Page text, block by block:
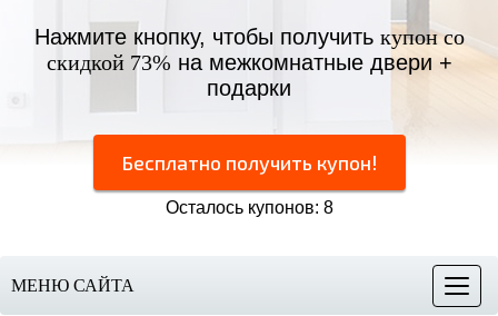
Нажмите кнопку, чтобы получить купон со
скидкой 73% на межкомнатные двери +
подарки
Бесплатно получить купон!
Осталось купонов: 8
Меню
МЕНЮ САЙТА